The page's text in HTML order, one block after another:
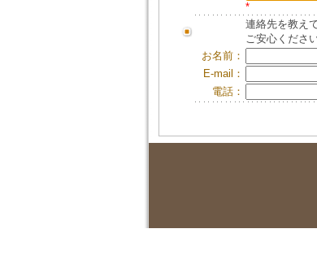
*
連絡先を教え
ご安心ください
お名前：
E-mail：
電話：